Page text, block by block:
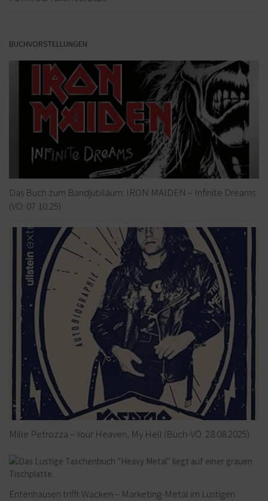
BUCHVORSTELLUNGEN
Das Buch zum Bandjubiläum: IRON MAIDEN – Infinite Dreams
(VÖ: 07.10.25)
Mille Petrozza – Your Heaven, My Hell (Buch-VÖ: 28.08.2025)
Entenhausen trifft Wacken – Marketing-Metal im Lustigen